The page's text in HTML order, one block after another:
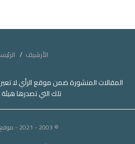
الأرشيف
المقالات المنشورة ضمن موقع الرأي لا
تلك التي تصدرها هيئة
© 2003 - 2021 - موقع